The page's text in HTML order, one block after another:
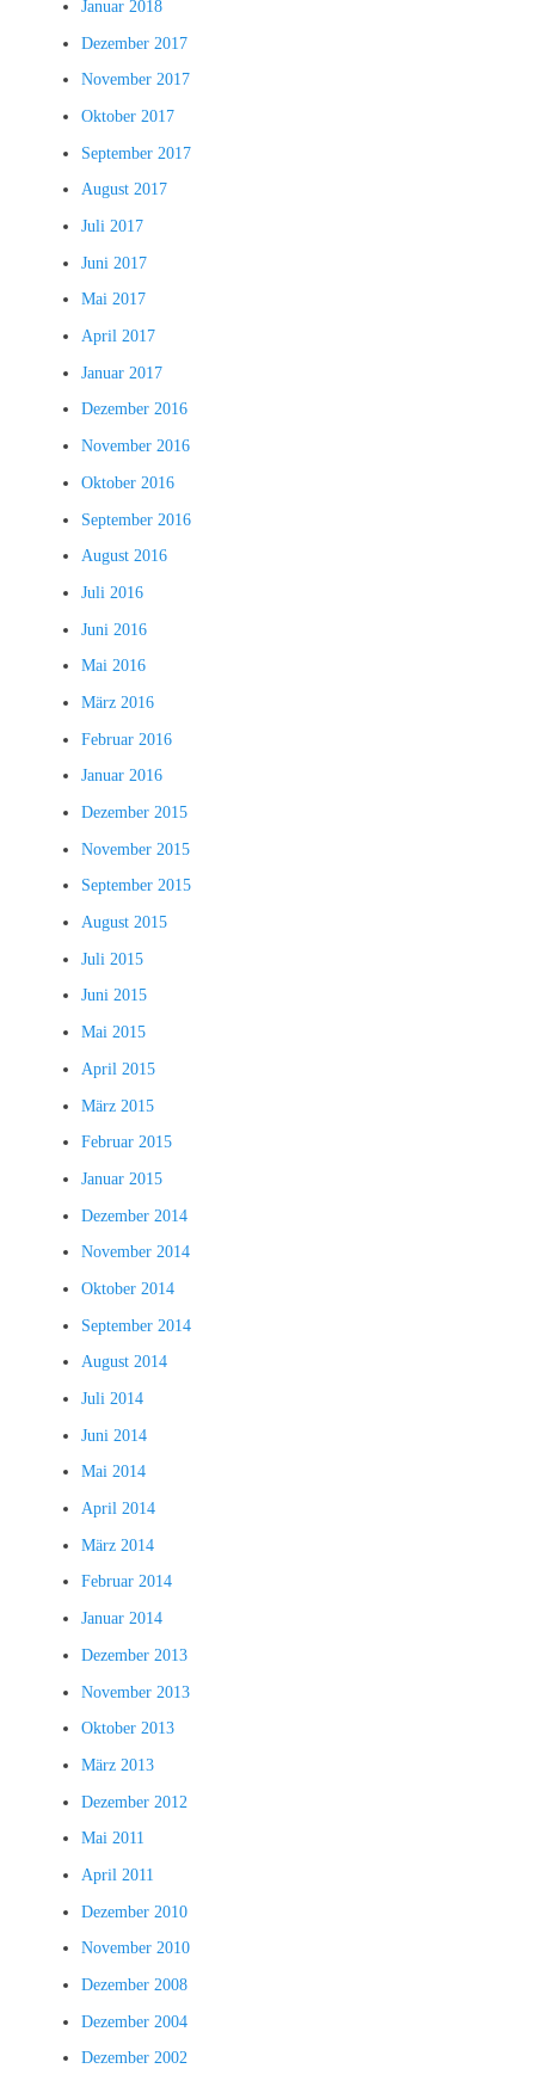
Januar 2018
Dezember 2017
November 2017
Oktober 2017
September 2017
August 2017
Juli 2017
Juni 2017
Mai 2017
April 2017
Januar 2017
Dezember 2016
November 2016
Oktober 2016
September 2016
August 2016
Juli 2016
Juni 2016
Mai 2016
März 2016
Februar 2016
Januar 2016
Dezember 2015
November 2015
September 2015
August 2015
Juli 2015
Juni 2015
Mai 2015
April 2015
März 2015
Februar 2015
Januar 2015
Dezember 2014
November 2014
Oktober 2014
September 2014
August 2014
Juli 2014
Juni 2014
Mai 2014
April 2014
März 2014
Februar 2014
Januar 2014
Dezember 2013
November 2013
Oktober 2013
März 2013
Dezember 2012
Mai 2011
April 2011
Dezember 2010
November 2010
Dezember 2008
Dezember 2004
Dezember 2002